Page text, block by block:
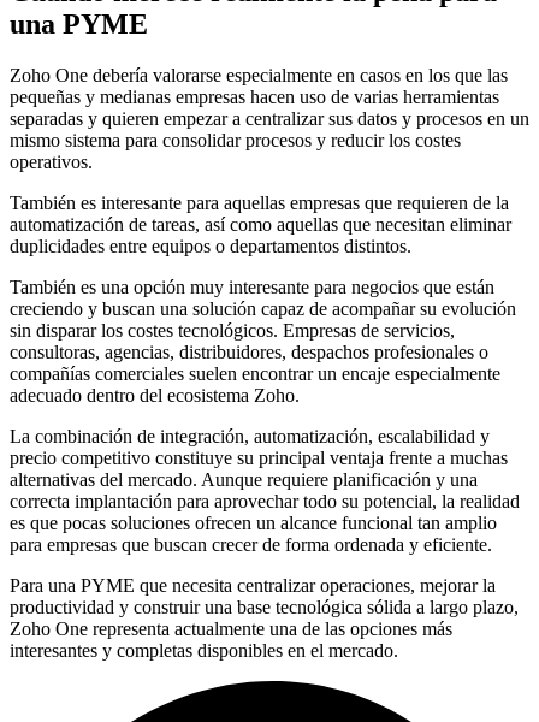
una PYME
Zoho One debería valorarse especialmente en casos en los que las
pequeñas y medianas empresas hacen uso de varias herramientas
separadas y quieren empezar a centralizar sus datos y procesos en un
mismo sistema para consolidar procesos y reducir los costes
operativos.
También es interesante para aquellas empresas que requieren de la
automatización de tareas, así como aquellas que necesitan eliminar
duplicidades entre equipos o departamentos distintos.
También es una opción muy interesante para negocios que están
creciendo y buscan una solución capaz de acompañar su evolución
sin disparar los costes tecnológicos. Empresas de servicios,
consultoras, agencias, distribuidores, despachos profesionales o
compañías comerciales suelen encontrar un encaje especialmente
adecuado dentro del ecosistema Zoho.
La combinación de integración, automatización, escalabilidad y
precio competitivo constituye su principal ventaja frente a muchas
alternativas del mercado. Aunque requiere planificación y una
correcta implantación para aprovechar todo su potencial, la realidad
es que pocas soluciones ofrecen un alcance funcional tan amplio
para empresas que buscan crecer de forma ordenada y eficiente.
Para una PYME que necesita centralizar operaciones, mejorar la
productividad y construir una base tecnológica sólida a largo plazo,
Zoho One representa actualmente una de las opciones más
interesantes y completas disponibles en el mercado.